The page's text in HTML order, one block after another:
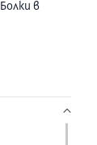
Болки в